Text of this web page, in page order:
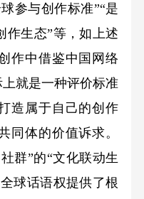
参与创作标准”“是
作生态”等，如上述
作中借鉴中国网络
就是一种评价标准
造属于自己的创作
同体的价值诉求。
群”的“文化联动生
球话语权提供了根